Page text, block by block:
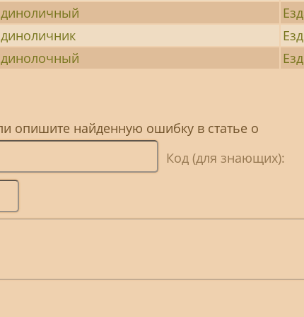
опишите найденную ошибку в статье о
Код (для знающих):